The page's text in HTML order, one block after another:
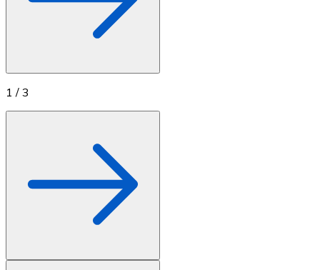
1 / 3